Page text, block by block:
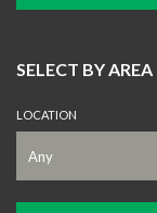
SELECT BY AREA
LOCATION